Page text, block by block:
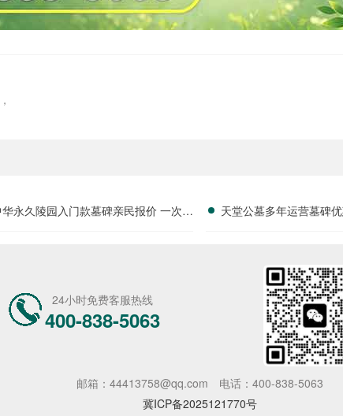
华永久陵园入门款墓碑亲民报价 一次性
天堂公墓多年运营墓碑
24小时免费客服热线
400-838-5063
邮箱：44413758@qq.com
电话：400-838-5063
冀ICP备2025121770号